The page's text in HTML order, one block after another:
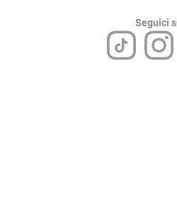
Seguici